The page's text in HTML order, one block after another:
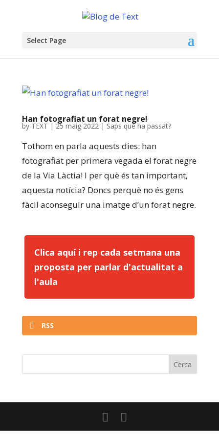
Select Page
Han fotografiat un forat negre!
by TEXT | 25 maig 2022| Saps què ha passat?
Tothom en parla aquests dies: han
fotografiat per primera vegada el forat negre
de la Via Làctia! I per què és tan important,
aquesta notícia? Doncs perquè no és gens
fàcil aconseguir una imatge d’un forat negre.
Clica aquí i rep cada setmana una
proposta per parlar d'actualitat a
l'aula
RSS